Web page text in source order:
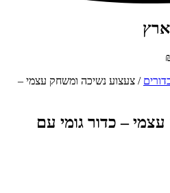
/ צעצוע נשיכה ומשחק עצמי –
– כדור גומי עם